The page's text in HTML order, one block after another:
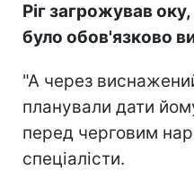
Ріг загрожував
було обов'язково
"А через
планували дати
перед черговим
спеціалісти.